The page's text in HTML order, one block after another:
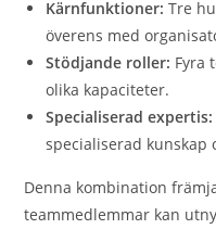
Kärnfunktioner: Tre
överens med
Stödjande roller: Fyra
olika kapaciteter.
Specialiserad expertis:
specialiserad kunskap
Denna kombination
teammedlemmar kan